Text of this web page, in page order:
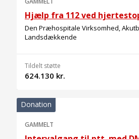
Hjælp fra 112 ved
Den Præhospitale Virksomhed,
Landsdækkende
Tildelt støtte
624.130 kr.
Donation
GAMMELT